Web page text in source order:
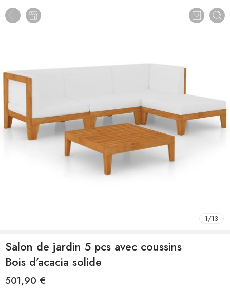
1/13
Salon de jardin 5 pcs avec coussins
Bois d’acacia solide
501,90 €